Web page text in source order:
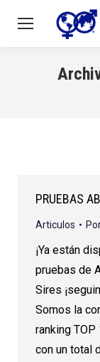
PRUEBAS
Articulos
¡Ya están
pruebas de
Sires
Somos la
ranking TOP
con un total